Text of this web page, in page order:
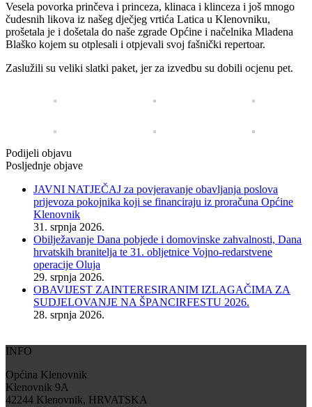
Vesela povorka prinčeva i princeza, klinaca i klinceza i još mnogo
čudesnih likova iz našeg dječjeg vrtića Latica u Klenovniku,
prošetala je i došetala do naše zgrade Općine i načelnika Mladena
Blaško kojem su otplesali i otpjevali svoj fašnički repertoar.
Zaslužili su veliki slatki paket, jer za izvedbu su dobili ocjenu pet.
Podijeli objavu
Posljednje objave
JAVNI NATJEČAJ za povjeravanje obavljanja poslova
prijevoza pokojnika koji se financiraju iz proračuna Općine
Klenovnik
31. srpnja 2026.
Obilježavanje Dana pobjede i domovinske zahvalnosti, Dana
hrvatskih branitelja te 31. obljetnice Vojno-redarstvene
operacije Oluja
29. srpnja 2026.
OBAVIJEST ZAINTERESIRANIM IZLAGAČIMA ZA
SUDJELOVANJE NA ŠPANCIRFESTU 2026.
28. srpnja 2026.
INFO
Općina Klenovnik
Klenovnik 9A
42244 Klenovnik, HRVATSKA